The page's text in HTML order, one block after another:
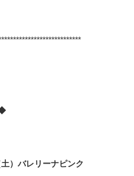
）バレリーナピンク